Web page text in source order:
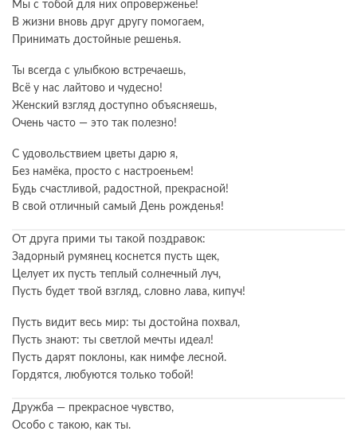
Мы с тобой для них опроверженье!
В жизни вновь друг другу помогаем,
Принимать достойные решенья.
Ты всегда с улыбкою встречаешь,
Всё у нас лайтово и чудесно!
Женский взгляд доступно объясняешь,
Очень часто — это так полезно!
С удовольствием цветы дарю я,
Без намёка, просто с настроеньем!
Будь счастливой, радостной, прекрасной!
В свой отличный самый День рожденья!
От друга прими ты такой поздравок:
Задорный румянец коснется пусть щек,
Целует их пусть теплый солнечный луч,
Пусть будет твой взгляд, словно лава, кипуч!
Пусть видит весь мир: ты достойна похвал,
Пусть знают: ты светлой мечты идеал!
Пусть дарят поклоны, как нимфе лесной.
Гордятся, любуются только тобой!
Дружба — прекрасное чувство,
Особо с такою, как ты.